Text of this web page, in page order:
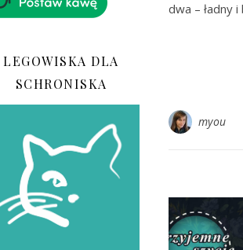
LEGOWISKA DLA
SCHRONISKA
dwa – ładny
myou